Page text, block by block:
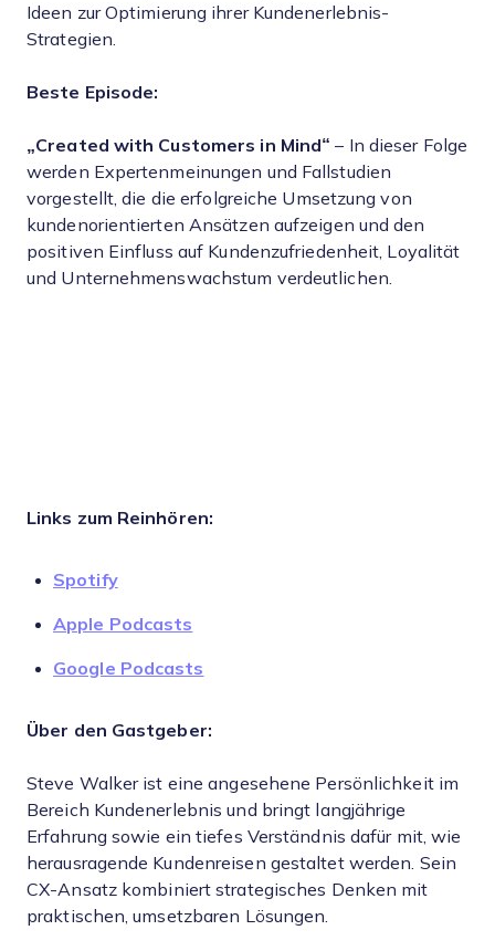
Ideen zur Optimierung ihrer Kundenerlebnis-
Strategien.
Beste Episode:
„Created with Customers in Mind“ – In dieser Folge
werden Expertenmeinungen und Fallstudien
vorgestellt, die die erfolgreiche Umsetzung von
kundenorientierten Ansätzen aufzeigen und den
positiven Einfluss auf Kundenzufriedenheit, Loyalität
und Unternehmenswachstum verdeutlichen.
Links zum Reinhören:
Spotify
Apple Podcasts
Google Podcasts
Über den Gastgeber:
Steve Walker ist eine angesehene Persönlichkeit im
Bereich Kundenerlebnis und bringt langjährige
Erfahrung sowie ein tiefes Verständnis dafür mit, wie
herausragende Kundenreisen gestaltet werden. Sein
CX-Ansatz kombiniert strategisches Denken mit
praktischen, umsetzbaren Lösungen.